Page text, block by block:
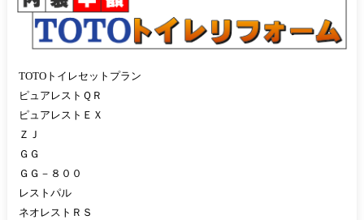
TOTOトイレセットプラン
ピュアレストＱＲ
ピュアレストＥＸ
ＺＪ
ＧＧ
ＧＧ－８００
レストパル
ネオレストＲＳ